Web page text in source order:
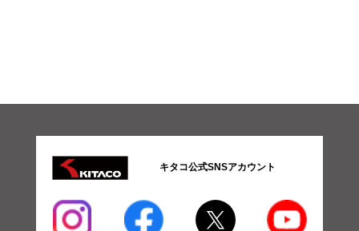
キタコ公式SNSアカウント